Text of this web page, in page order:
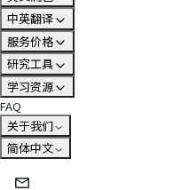
中英翻译
服务价格
研究工具
学习资源
FAQ
关于我们
简体中文